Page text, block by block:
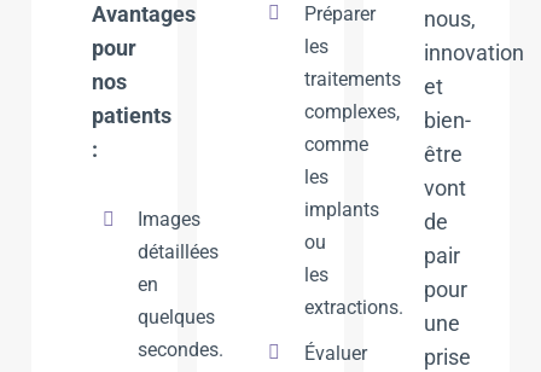
Avantages
pour
nos
patients
:
Images
détaillées
en
quelques
secondes.
Préparer
les
traitements
complexes,
comme
les
implants
ou
les
extractions.
Évaluer
nous,
innovation
et
bien-
être
vont
de
pair
pour
une
prise